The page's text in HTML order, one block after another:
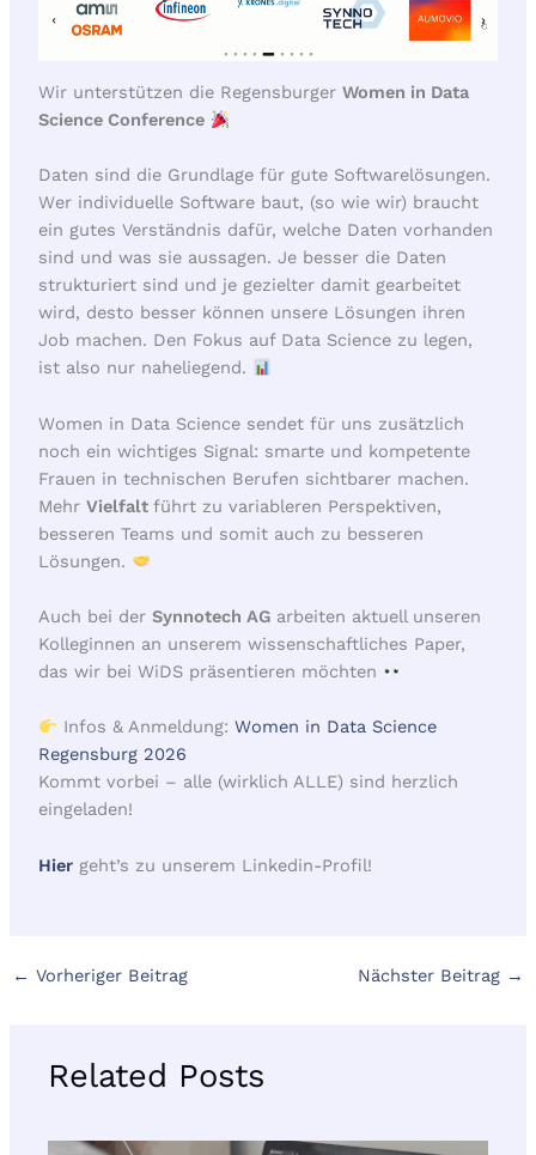
Wir unterstützen die Regensburger Women in Data
Science Conference
Daten sind die Grundlage für gute Softwarelösungen.
Wer individuelle Software baut, (so wie wir) braucht
ein gutes Verständnis dafür, welche Daten vorhanden
sind und was sie aussagen. Je besser die Daten
strukturiert sind und je gezielter damit gearbeitet
wird, desto besser können unsere Lösungen ihren
Job machen. Den Fokus auf Data Science zu legen,
ist also nur naheliegend.
Women in Data Science sendet für uns zusätzlich
noch ein wichtiges Signal: smarte und kompetente
Frauen in technischen Berufen sichtbarer machen.
Mehr Vielfalt führt zu variableren Perspektiven,
besseren Teams und somit auch zu besseren
Lösungen.
Auch bei der Synnotech AG arbeiten aktuell unseren
Kolleginnen an unserem wissenschaftliches Paper,
das wir bei WiDS präsentieren möchten
Infos & Anmeldung:Women in Data Science
Regensburg 2026
Kommt vorbei – alle (wirklich ALLE) sind herzlich
eingeladen!
Hiergeht’s zu unserem Linkedin-Profil!
← Vorheriger Beitrag Nächster Beitrag →
Related Posts